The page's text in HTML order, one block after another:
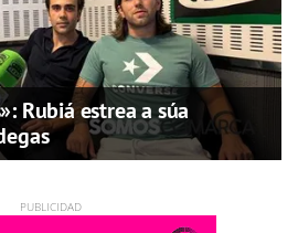
Rubiá estrea a súa